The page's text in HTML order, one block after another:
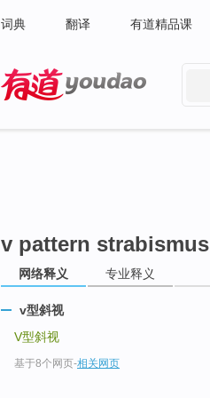
词典 翻译 有道精品课
v pattern strabismus
网络释义 专业释义
v型斜视
V型斜视
基于8个网页-相关网页